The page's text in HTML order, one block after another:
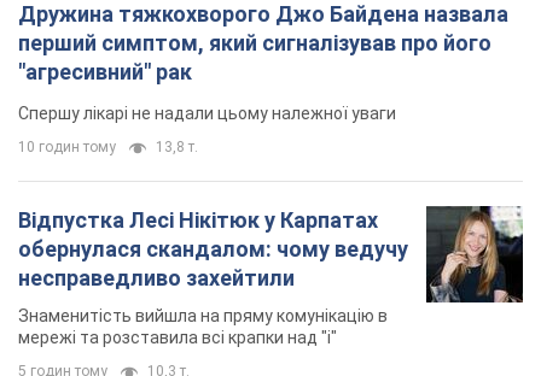
Дружина тяжкохворого Джо Байдена назвала
перший симптом, який сигналізував про його
"агресивний" рак
Спершу лікарі не надали цьому належної уваги
10 годин тому 13,8 т.
Відпустка Лесі Нікітюк у Карпатах
обернулася скандалом: чому ведучу
несправедливо захейтили
Знаменитість вийшла на пряму комунікацію в
мережі та розставила всі крапки над "і"
5 годин тому 10,3 т.